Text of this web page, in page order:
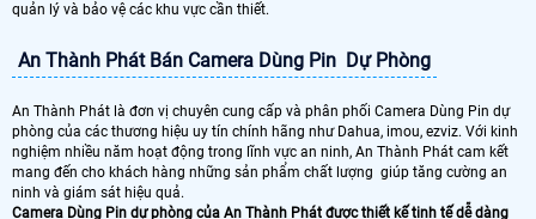
quản lý và bảo vệ các khu vực cần thiết.
An Thành Phát Bán Camera Dùng Pin Dự Phòng
An Thành Phát là đơn vị chuyên cung cấp và phân phối Camera Dùng Pin dự
phòng của các thương hiệu uy tín chính hãng như Dahua, imou, ezviz. Với kinh
nghiệm nhiều năm hoạt động trong lĩnh vực an ninh, An Thành Phát cam kết
mang đến cho khách hàng những sản phẩm chất lượng giúp tăng cường an
ninh và giám sát hiệu quả.
Camera Dùng Pin dự phòng của An Thành Phát được thiết kế tinh tế dễ dàng